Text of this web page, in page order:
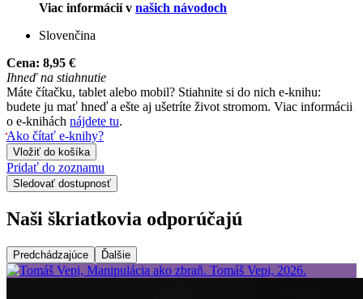
Viac informácií v našich návodoch
Slovenčina
Cena: 8,95 €
Ihneď na stiahnutie
Máte čítačku, tablet alebo mobil? Stiahnite si do nich e-knihu:
budete ju mať hneď a ešte aj ušetríte život stromom. Viac informácii
o e-knihách nájdete tu.
Ako čítať e-knihy?
Vložiť do košíka
Pridať do zoznamu
Sledovať dostupnosť
Naši škriatkovia odporúčajú
Predchádzajúce Ďalšie